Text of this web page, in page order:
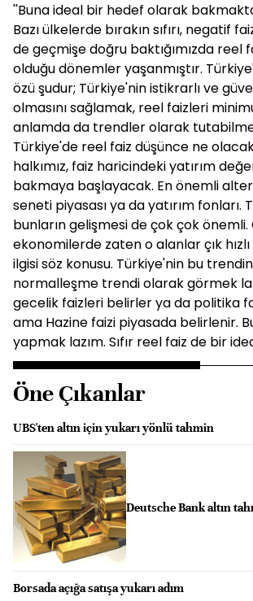
''Buna ideal bir hedef olarak
Bazı ülkelerde bırakın sıfırı, negatif
de geçmişe doğru baktığımızda reel
olduğu dönemler yaşanmıştır.
özü şudur; Türkiye'nin istikrarlı ve
olmasını sağlamak, reel faizleri
anlamda da trendler olarak
Türkiye'de reel faiz düşünce ne
halkımız, faiz haricindeki yatırım
bakmaya başlayacak. En önemli
seneti piyasası ya da yatırım fonları.
bunların gelişmesi de çok çok önemli.
ekonomilerde zaten o alanlar çık hızlı
ilgisi söz konusu. Türkiye'nin bu
normalleşme trendi olarak görmek
gecelik faizleri belirler ya da politika
ama Hazine faizi piyasada belirlenir.
yapmak lazım. Sıfır reel faiz de bir
Öne Çıkanlar
UBS'ten altın için yukarı yönlü tahmin
Deutsche Bank altın
Borsada açığa satışa yukarı adım